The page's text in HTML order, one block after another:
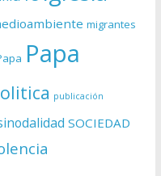
migrantes
Papa
publicación
SOCIEDAD